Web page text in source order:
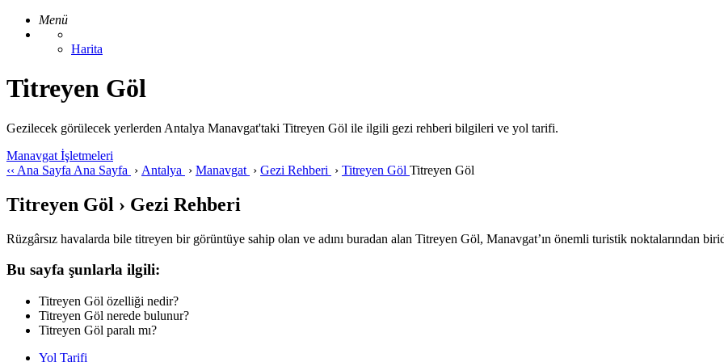
Menü
Harita
Titreyen Göl
Gezilecek görülecek yerlerden Antalya Manavgat'taki Titreyen Göl ile ilgili gezi rehberi bilgileri ve yol tarifi.
Manavgat İşletmeleri
‹‹ Ana Sayfa Ana Sayfa › Antalya › Manavgat › Gezi Rehberi › Titreyen Göl Titreyen Göl
Titreyen Göl › Gezi Rehberi
Rüzgârsız havalarda bile titreyen bir görüntüye sahip olan ve adını buradan alan Titreyen Göl, Manavgat’ın önemli turistik noktalarından
Bu sayfa şunlarla ilgili:
Titreyen Göl özelliği nedir?
Titreyen Göl nerede bulunur?
Titreyen Göl paralı mı?
Yol Tarifi